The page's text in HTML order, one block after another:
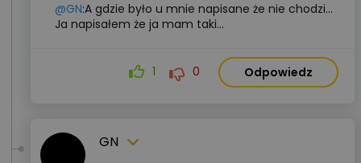
@GN:A gdzie było u mnie napisane że nie chodzi...
Ja napisałem że ja mam taki...
1 0 Odpowiedz
GN